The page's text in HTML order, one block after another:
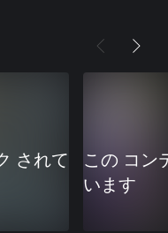
されて
この コン
います